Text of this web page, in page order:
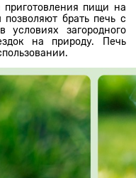
приготовления пищи на
брать печь с
загородного
на природу. Печь